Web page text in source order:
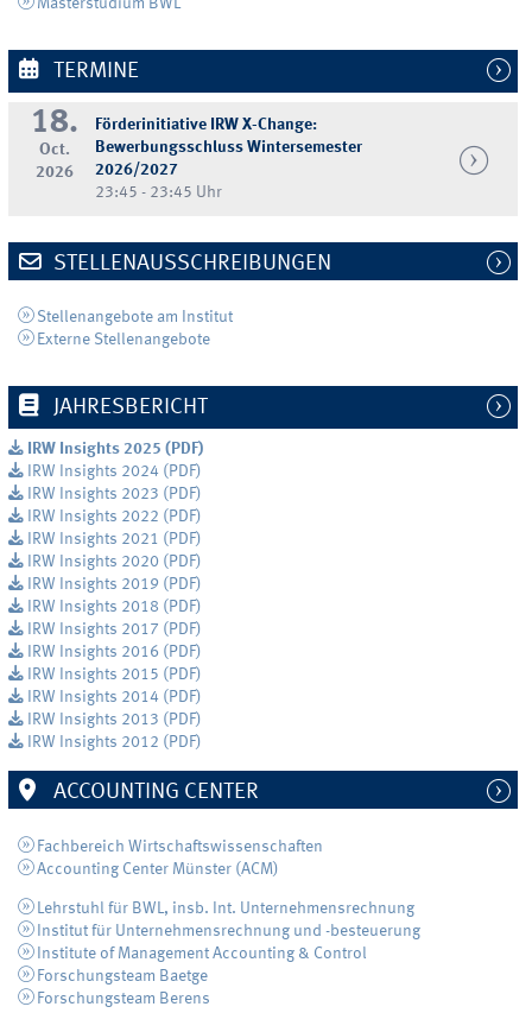
TERMINE
18.
Oct.
2026
Förderinitiative IRW X-Change:
Bewerbungsschluss Wintersemester
2026/2027
23:45 - 23:45 Uhr
STELLENAUSSCHREIBUNGEN
Stellenangebote am Institut
Externe Stellenangebote
JAHRESBERICHT
IRW Insights 2025 (PDF)
IRW Insights 2024 (PDF)
IRW Insights 2023 (PDF)
IRW Insights 2022 (PDF)
IRW Insights 2021 (PDF)
IRW Insights 2020 (PDF)
IRW Insights 2019 (PDF)
IRW Insights 2018 (PDF)
IRW Insights 2017 (PDF)
IRW Insights 2016 (PDF)
IRW Insights 2015 (PDF)
IRW Insights 2014 (PDF)
IRW Insights 2013 (PDF)
IRW Insights 2012 (PDF)
ACCOUNTING CENTER
Fachbereich Wirtschaftswissenschaften
Accounting Center Münster (ACM)
Lehrstuhl für BWL, insb. Int. Unternehmensrechnung
Institut für Unternehmensrechnung und -besteuerung
Institute of Management Accounting & Control
Forschungsteam Baetge
Forschungsteam Berens